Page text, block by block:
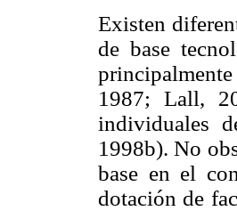
Existen
de base
1987; Lall,
individuales
1998b). No
base en el
dotación de